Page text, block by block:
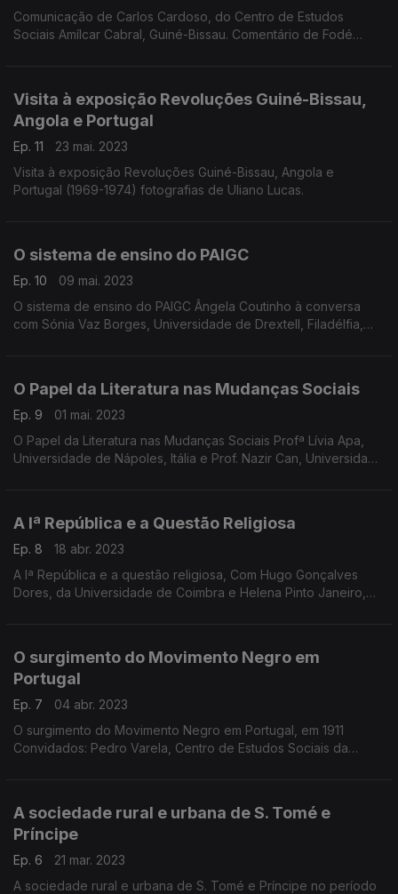
Comunicação de Carlos Cardoso, do Centro de Estudos
Sociais Amílcar Cabral, Guiné-Bissau. Comentário de Fodé
Visita à exposição Revoluções Guiné-Bissau,
Angola e Portugal
Ep. 11
23 mai. 2023
Visita à exposição Revoluções Guiné-Bissau, Angola e
Portugal (1969-1974) fotografias de Uliano Lucas.
O sistema de ensino do PAIGC
Ep. 10
09 mai. 2023
O sistema de ensino do PAIGC Ângela Coutinho à conversa
com Sónia Vaz Borges, Universidade de Drextell, Filadélfia,
O Papel da Literatura nas Mudanças Sociais
Ep. 9
01 mai. 2023
O Papel da Literatura nas Mudanças Sociais Profª Lívia Apa,
Universidade de Nápoles, Itália e Prof. Nazir Can, Universidade
A Iª República e a Questão Religiosa
Ep. 8
18 abr. 2023
A Iª República e a questão religiosa, Com Hugo Gonçalves
Dores, da Universidade de Coimbra e Helena Pinto Janeiro,
O surgimento do Movimento Negro em
Portugal
Ep. 7
04 abr. 2023
O surgimento do Movimento Negro em Portugal, em 1911
Convidados: Pedro Varela, Centro de Estudos Sociais da
A sociedade rural e urbana de S. Tomé e
Príncipe
Ep. 6
21 mar. 2023
A sociedade rural e urbana de S. Tomé e Príncipe no período